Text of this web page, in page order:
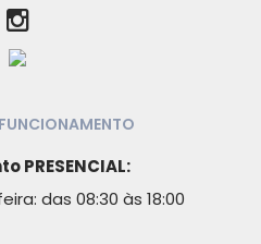
PRESENCIAL:
das 08:30 às 18:00